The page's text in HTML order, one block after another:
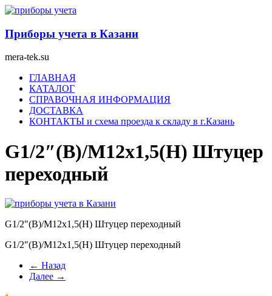
Перейти
содержимому
Приборы учета в Казани
mera-tek.su
МенюГЛАВНАЯ
КАТАЛОГ
СПРАВОЧНАЯ ИНФОРМАЦИЯ
ДОСТАВКА
КОНТАКТЫ и схема проезда к складу в г.Казань
G1/2″(В)/М12х1,5(Н) Штуцер
переходный
G1/2″(В)/М12х1,5(Н) Штуцер переходный
G1/2″(В)/М12х1,5(Н) Штуцер переходный
← Назад
Далее →